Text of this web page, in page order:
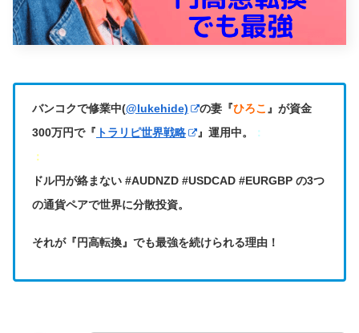
バンコクで修業中(@lukehide) の妻『ひろこ 』が資金
300万円で『 トラリピ世界戦略 』運用中。
：
：
ドル円が絡まない #AUDNZD #USDCAD #EURGBP の3つ
の通貨ペアで世界に分散投資。
それが『円高転換』でも最強を続けられる理由！